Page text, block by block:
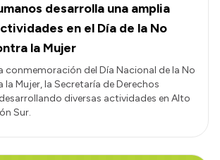
desarrolla una amplia
en el Día de la No
la Mujer
conmemoración del Día Nacional de la No
Mujer, la Secretaría de Derechos
diversas actividades en Alto
Sur.